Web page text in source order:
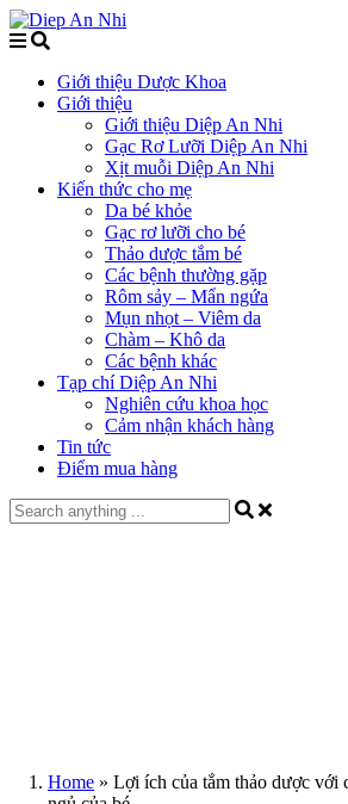
Giới thiệu Dược Khoa
Giới thiệu
Giới thiệu Diệp An Nhi
Gạc Rơ Lưỡi Diệp An Nhi
Xịt muỗi Diệp An Nhi
Kiến thức cho mẹ
Da bé khỏe
Gạc rơ lưỡi cho bé
Thảo dược tắm bé
Các bệnh thường gặp
Rôm sảy – Mẩn ngứa
Mụn nhọt – Viêm da
Chàm – Khô da
Các bệnh khác
Tạp chí Diệp An Nhi
Nghiên cứu khoa học
Cảm nhận khách hàng
Tin tức
Điểm mua hàng
Home » Lợi ích của tắm thảo dược với